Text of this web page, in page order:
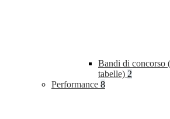
Bandi di concorso
tabelle) 2
Performance 8